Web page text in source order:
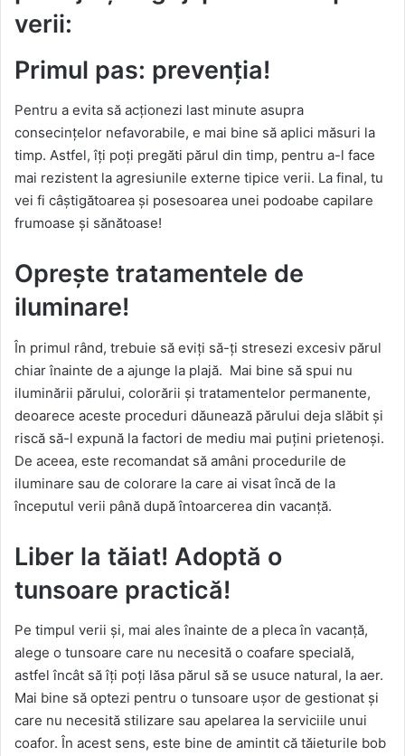
verii:
Primul pas: prevenția!
Pentru a evita să acționezi last minute asupra
consecințelor nefavorabile, e mai bine să aplici măsuri la
timp. Astfel, îți poți pregăti părul din timp, pentru a-l face
mai rezistent la agresiunile externe tipice verii. La final, tu
vei fi câștigătoarea și posesoarea unei podoabe capilare
frumoase și sănătoase!
Oprește tratamentele de
iluminare!
În primul rând, trebuie să eviți să-ți stresezi excesiv părul
chiar înainte de a ajunge la plajă. Mai bine să spui nu
iluminării părului, colorării și tratamentelor permanente,
deoarece aceste proceduri dăunează părului deja slăbit și
riscă să-l expună la factori de mediu mai puțini prietenoși.
De aceea, este recomandat să amâni procedurile de
iluminare sau de colorare la care ai visat încă de la
începutul verii până după întoarcerea din vacanță.
Liber la tăiat! Adoptă o
tunsoare practică!
Pe timpul verii și, mai ales înainte de a pleca în vacanță,
alege o tunsoare care nu necesită o coafare specială,
astfel încât să îți poți lăsa părul să se usuce natural, la aer.
Mai bine să optezi pentru o tunsoare ușor de gestionat și
care nu necesită stilizare sau apelarea la serviciile unui
coafor. În acest sens, este bine de amintit că tăieturile bob